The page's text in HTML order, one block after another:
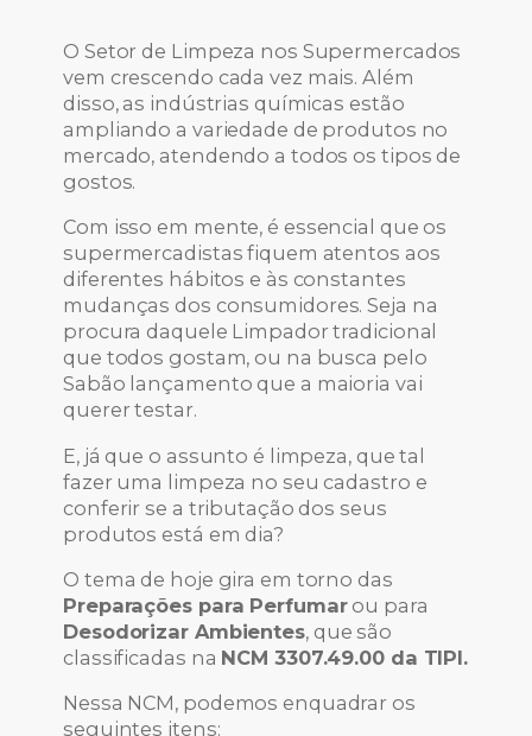
O Setor de Limpeza nos Supermercados
vem crescendo cada vez mais. Além
disso, as indústrias químicas estão
ampliando a variedade de produtos no
mercado, atendendo a todos os tipos de
gostos.
Com isso em mente, é essencial que os
supermercadistas fiquem atentos aos
diferentes hábitos e às constantes
mudanças dos consumidores. Seja na
procura daquele Limpador tradicional
que todos gostam, ou na busca pelo
Sabão lançamento que a maioria vai
querer testar.
E, já que o assunto é limpeza, que tal
fazer uma limpeza no seu cadastro e
conferir se a tributação dos seus
produtos está em dia?
O tema de hoje gira em torno das
Preparações para Perfumarou para
Desodorizar Ambientes, que são
classificadas na NCM 3307.49.00 da TIPI.
Nessa NCM, podemos enquadrar os
seguintes itens: